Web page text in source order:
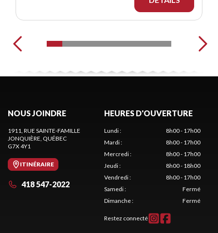
NOUS JOINDRE
1911, RUE SAINTE-FAMILLE
JONQUIÈRE , QUÉBEC
G7X 4Y1
ITINÉRAIRE
418 547-2022
HEURES D'OUVERTURE
Lundi:
8h00 - 17h00
Mardi:
8h00 - 17h00
Mercredi:
8h00 - 17h00
Jeudi:
8h00 - 18h00
Vendredi:
8h00 - 17h00
Samedi:
Fermé
Dimanche: Fermé
Restez connecté